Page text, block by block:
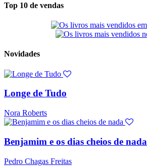
Top 10 de vendas
Novidades
Longe de Tudo
Nora Roberts
Benjamim e os dias cheios de nada
Pedro Chagas Freitas